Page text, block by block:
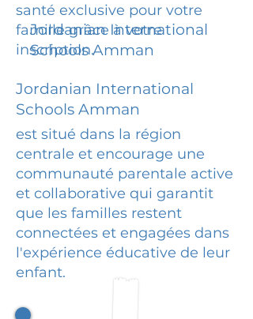
santé exclusive pour votre
famille grâce à votre
inscription.
Jordanian International
Schools Amman
Jordanian International
Schools Amman
est situé dans la région
centrale et encourage une
communauté parentale active
et collaborative qui garantit
que les familles restent
connectées et engagées dans
l'expérience éducative de leur
enfant.